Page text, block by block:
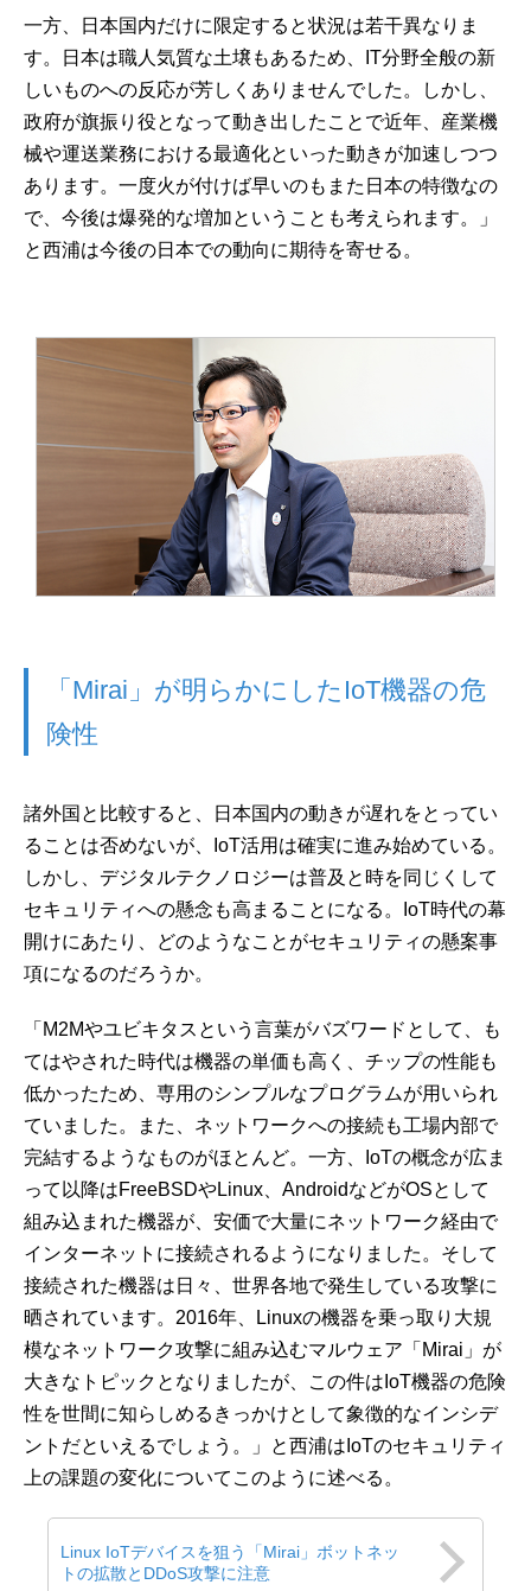
一方、日本国内だけに限定すると状況は若干異なりま
す。日本は職人気質な土壌もあるため、IT分野全般の新
しいものへの反応が芳しくありませんでした。しかし、
政府が旗振り役となって動き出したことで近年、産業機
械や運送業務における最適化といった動きが加速しつつ
あります。一度火が付けば早いのもまた日本の特徴なの
で、今後は爆発的な増加ということも考えられます。」
と西浦は今後の日本での動向に期待を寄せる。
「Mirai」が明らかにしたIoT機器の危
険性
諸外国と比較すると、日本国内の動きが遅れをとってい
ることは否めないが、IoT活用は確実に進み始めている。
しかし、デジタルテクノロジーは普及と時を同じくして
セキュリティへの懸念も高まることになる。IoT時代の幕
開けにあたり、どのようなことがセキュリティの懸案事
項になるのだろうか。
「M2Mやユビキタスという言葉がバズワードとして、も
てはやされた時代は機器の単価も高く、チップの性能も
低かったため、専用のシンプルなプログラムが用いられ
ていました。また、ネットワークへの接続も工場内部で
完結するようなものがほとんど。一方、IoTの概念が広ま
って以降はFreeBSDやLinux、AndroidなどがOSとして
組み込まれた機器が、安価で大量にネットワーク経由で
インターネットに接続されるようになりました。そして
接続された機器は日々、世界各地で発生している攻撃に
晒されています。2016年、Linuxの機器を乗っ取り大規
模なネットワーク攻撃に組み込むマルウェア「Mirai」が
大きなトピックとなりましたが、この件はIoT機器の危険
性を世間に知らしめるきっかけとして象徴的なインシデ
ントだといえるでしょう。」と西浦はIoTのセキュリティ
上の課題の変化についてこのように述べる。
Linux IoTデバイスを狙う「Mirai」ボットネッ
トの拡散とDDoS攻撃に注意